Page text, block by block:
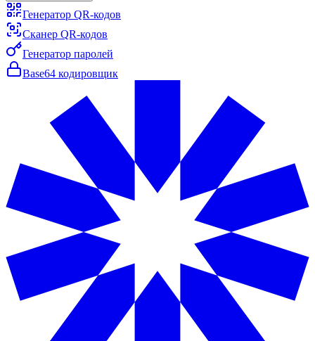
Генератор QR-кодов
Сканер QR-кодов
Генератор паролей
Base64 кодировщик